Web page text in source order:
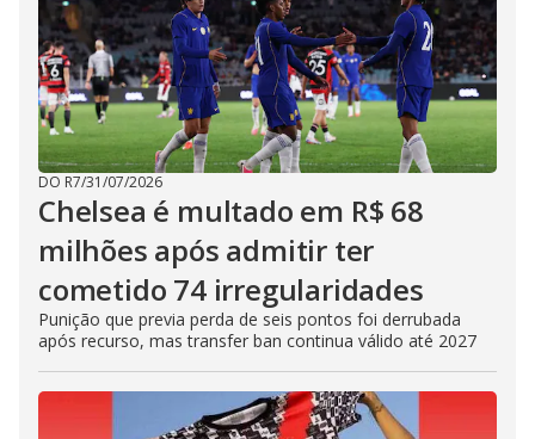
DO R7/31/07/2026
Chelsea é multado em R$ 68
milhões após admitir ter
cometido 74 irregularidades
Punição que previa perda de seis pontos foi derrubada
após recurso, mas transfer ban continua válido até 2027